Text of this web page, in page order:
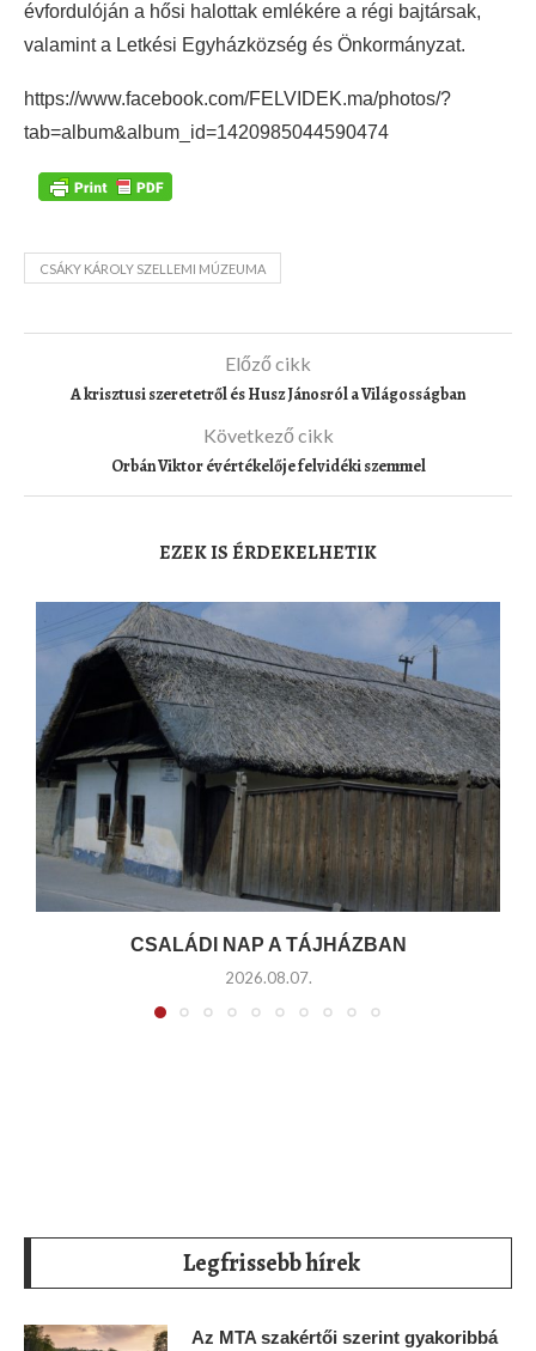
évfordulóján a hősi halottak emlékére a régi bajtársak,
valamint a Letkési Egyházközség és Önkormányzat.
https://www.facebook.com/FELVIDEK.ma/photos/?
tab=album&album_id=1420985044590474
CSÁKY KÁROLY SZELLEMI MÚZEUMA
Előző cikk
A krisztusi szeretetről és Husz Jánosról a Világosságban
Következő cikk
Orbán Viktor évértékelője felvidéki szemmel
EZEK IS ÉRDEKELHETIK
CSALÁDI NAP A TÁJHÁZBAN
2026.08.07.
Legfrissebb hírek
Az MTA szakértői szerint gyakoribbá